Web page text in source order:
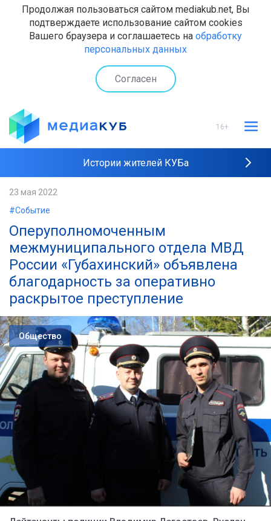
Продолжая пользоваться сайтом mediakub.net, Вы
подтверждаете использование сайтом cookies
Вашего браузера и соглашаетесь на обработку
персональных данных
Согласен
16+
Истории жителей КУБа
23 мая 2022
#Событие
Оперуполномоченным
межмуниципального отдела МВД
России «Губахинский» объявлена
благодарность за оперативно
раскрытое преступление
Общество